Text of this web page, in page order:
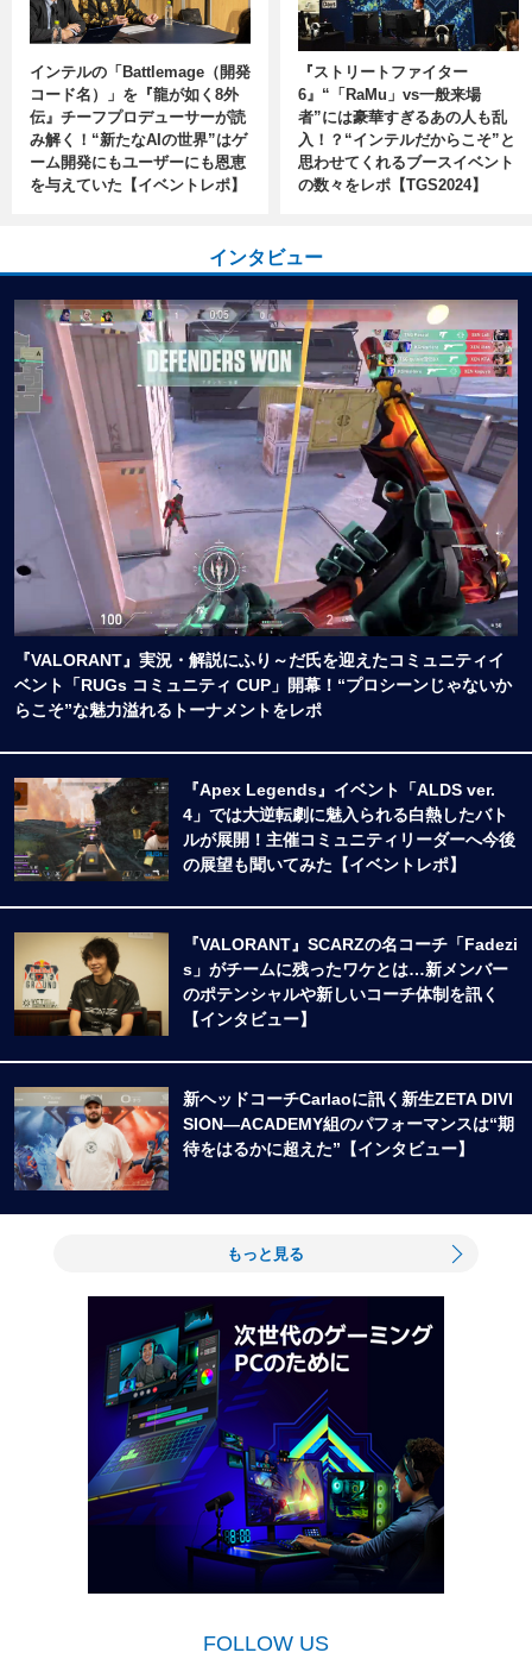
インテルの「Battlemage（開発
コード名）」を『龍が如く8外
伝』チーフプロデューサーが読
み解く！“新たなAIの世界”はゲ
ーム開発にもユーザーにも恩恵
を与えていた【イベントレポ】
『ストリートファイター
6』“「RaMu」vs一般来場
者”には豪華すぎるあの人も乱
入！？“インテルだからこそ”と
思わせてくれるブースイベント
の数々をレポ【TGS2024】
インタビュー
『VALORANT』実況・解説にふり～だ氏を迎えたコミュニティイ
ベント「RUGs コミュニティ CUP」開幕！“プロシーンじゃないか
らこそ”な魅力溢れるトーナメントをレポ
『Apex Legends』イベント「ALDS ver.
4」では大逆転劇に魅入られる白熱したバト
ルが展開！主催コミュニティリーダーへ今後
の展望も聞いてみた【イベントレポ】
『VALORANT』SCARZの名コーチ「Fadezi
s」がチームに残ったワケとは…新メンバー
のポテンシャルや新しいコーチ体制を訊く
【インタビュー】
新ヘッドコーチCarlaoに訊く新生ZETA DIVI
SION―ACADEMY組のパフォーマンスは“期
待をはるかに超えた”【インタビュー】
もっと見る
FOLLOW US